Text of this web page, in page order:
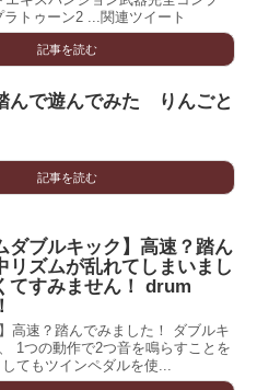
トゥーン2 ...関連ツイート
記事を読む
んで遊んでみた りんごと
記事を読む
ダブルキック】高速？踏ん
リズムが乱れてしまいまし
てすみません！ drum
高速？踏んでみました！ ダブルキ
1つの動作で2つ音を鳴らすことを
てもツインペダルを使...